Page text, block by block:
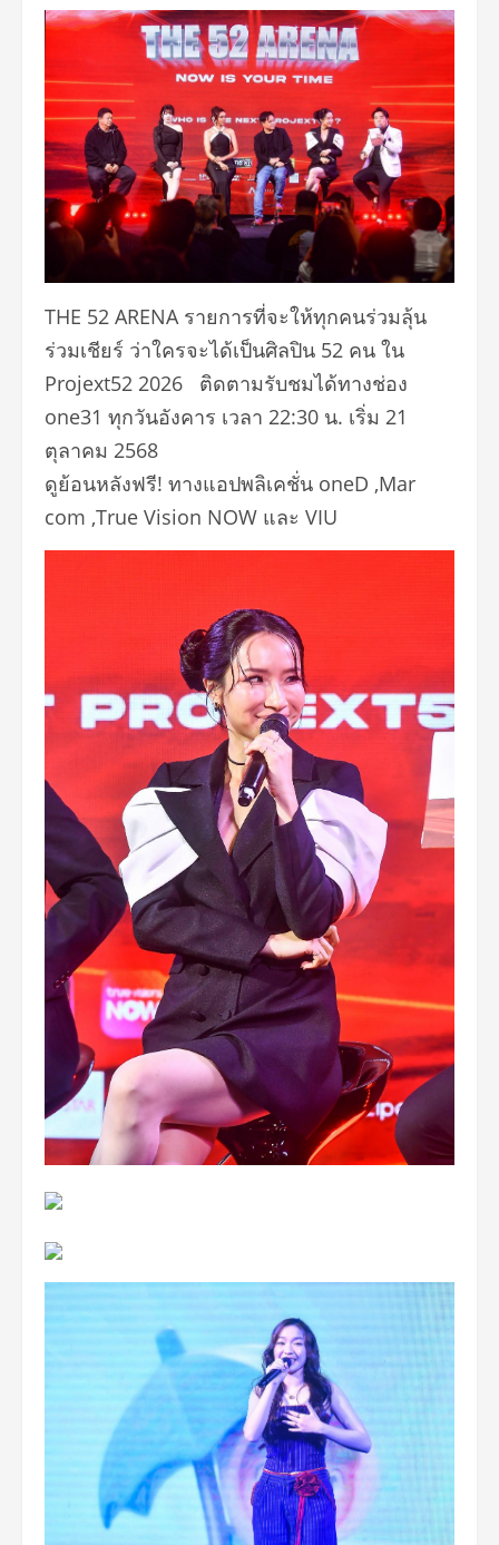
THE 52 ARENA รายการที่จะให้ทุกคนร่วมลุ้น
ร่วมเชียร์ ว่าใครจะได้เป็นศิลปิน 52 คน ใน
Projext52 2026 ติดตามรับชมได้ทางช่อง
one31 ทุกวันอังคาร เวลา 22:30 น. เริ่ม 21
ตุลาคม 2568
ดูย้อนหลังฟรี! ทางแอปพลิเคชั่น oneD ,Mar
com ,True Vision NOW และ VIU